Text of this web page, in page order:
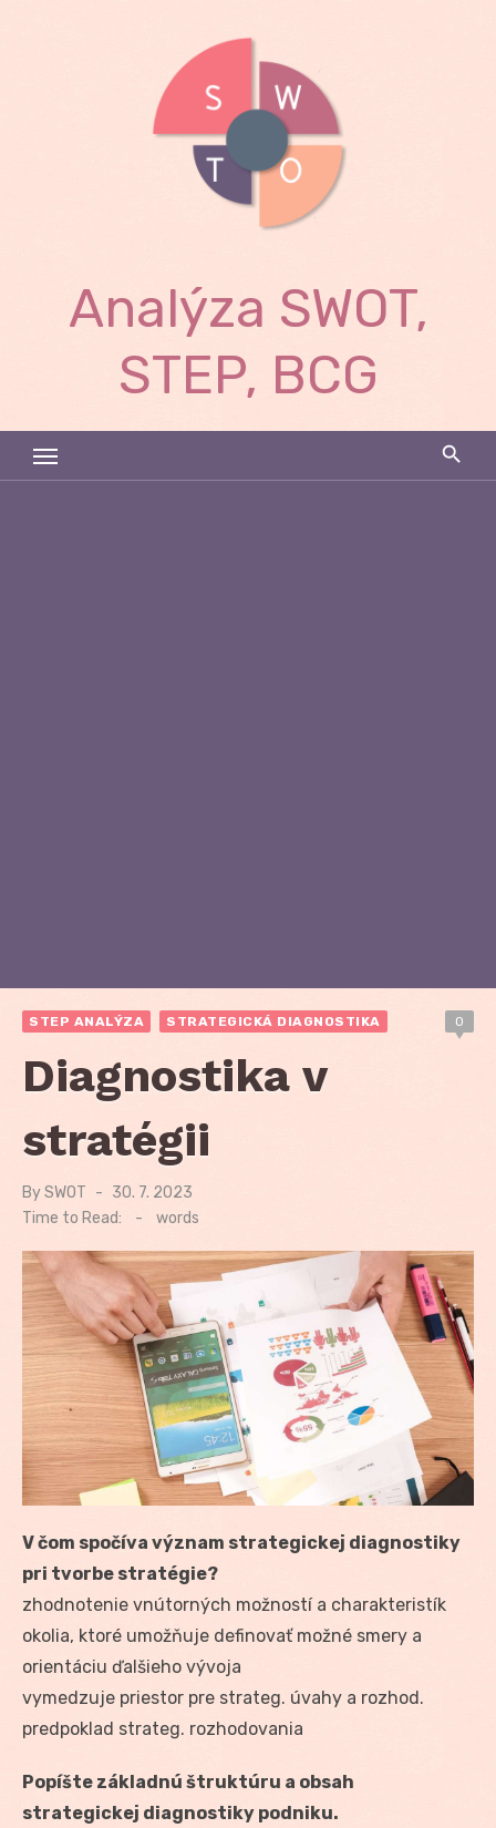
Analýza SWOT,
STEP, BCG
STEP ANALÝZA STRATEGICKÁ DIAGNOSTIKA 0
Diagnostika v
stratégii
BySWOT
Posted
on
30. 7. 2023
Time to Read:
- words
V čom spočíva význam strategickej diagnostiky
pri tvorbe stratégie?
zhodnotenie vnútorných možností a charakteristík
okolia, ktoré umožňuje definovať možné smery a
orientáciu ďalšieho vývoja
vymedzuje priestor pre strateg. úvahy a rozhod.
predpoklad strateg. rozhodovania
Popíšte základnú štruktúru a obsah
strategickej diagnostiky podniku.